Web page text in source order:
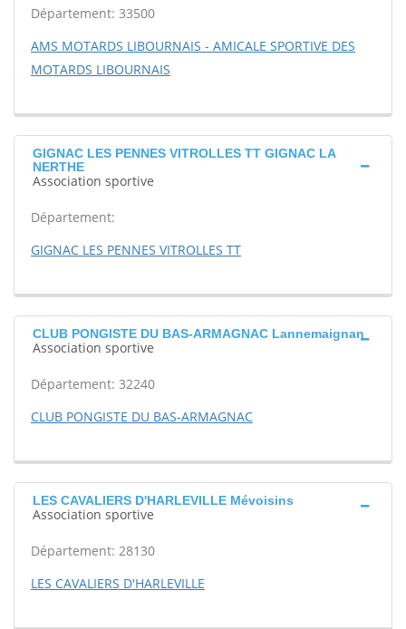
Département: 33500
AMS MOTARDS LIBOURNAIS - AMICALE SPORTIVE DES
MOTARDS LIBOURNAIS
GIGNAC LES PENNES VITROLLES TT GIGNAC LA
NERTHE
Association sportive
Département:
GIGNAC LES PENNES VITROLLES TT
CLUB PONGISTE DU BAS-ARMAGNAC Lannemaignan
Association sportive
Département: 32240
CLUB PONGISTE DU BAS-ARMAGNAC
LES CAVALIERS D'HARLEVILLE Mévoisins
Association sportive
Département: 28130
LES CAVALIERS D'HARLEVILLE